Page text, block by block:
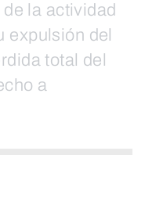
la actividad
expulsión del
total del
a